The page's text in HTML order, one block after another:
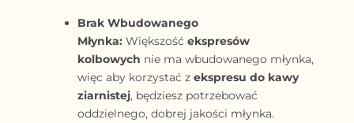
Brak Wbudowanego
Młynka: Większość ekspresów
kolbowych nie ma wbudowanego młynka,
więc aby korzystać z ekspresu do kawy
ziarnistej, będziesz potrzebować
oddzielnego, dobrej jakości młynka.